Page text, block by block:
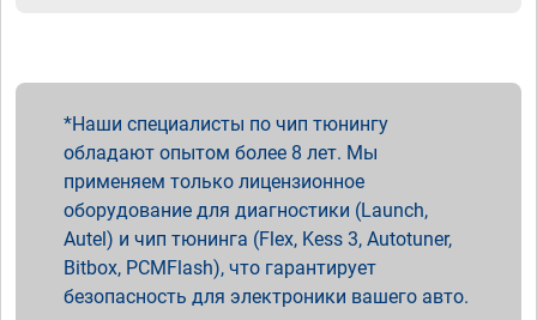
Наши специалисты по чип тюнингу
обладают опытом более 8 лет. Мы
применяем только лицензионное
оборудование для диагностики (Launch,
Autel) и чип тюнинга (Flex, Kess 3, Autotuner,
Bitbox, PCMFlash), что гарантирует
безопасность для электроники вашего авто.